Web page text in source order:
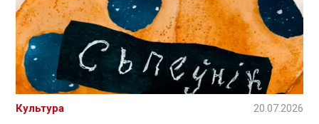
Культура 20.07.2026